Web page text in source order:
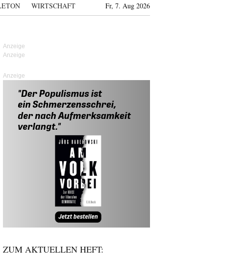
WIRTSCHAFT Fr, 7. Aug 2026
Anzeige
ZUM AKTUELLEN HEFT: